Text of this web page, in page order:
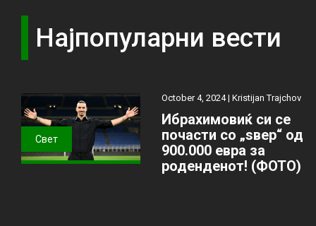
Најпопуларни вести
Свет
October 4, 2024 |Kristijan Trajchov
Ибрахимовиќ си се
почасти со „ѕвер“ од
900.000 евра за
роденденот! (ФОТО)